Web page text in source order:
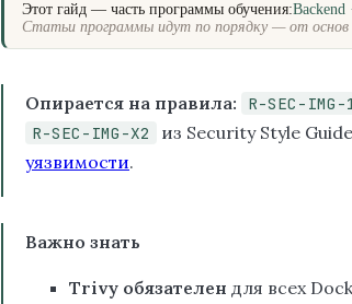
Этот гайд — часть программы обучения:Backend
Статьи программы идут по порядку — от основ
Опирается на правила: R-SEC-IMG-
R-SEC-IMG-X2 из Security Style
уязвимости.
Важно знать
Trivy обязателен для всех